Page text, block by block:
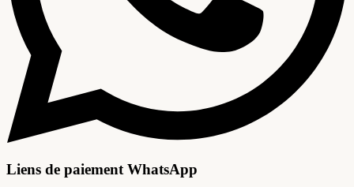
Liens de paiement WhatsApp